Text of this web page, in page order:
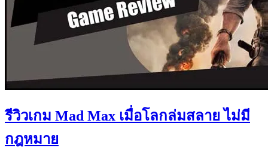
รีวิวเกม Mad Max เมื่อโลกล่มสลาย ไม่มี
กฎหมาย